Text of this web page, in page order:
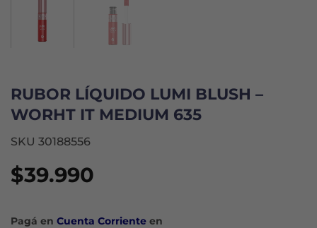
RUBOR LÍQUIDO LUMI BLUSH –
WORHT IT MEDIUM 635
SKU 30188556
$39.990
Pagá en Cuenta Corriente en